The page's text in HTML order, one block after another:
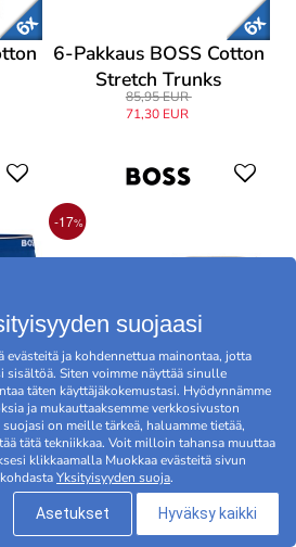
6-Pakkaus BOSS Cotton
Stretch Trunks
85,95 EUR
71,30 EUR
-17%
BIGPACK
6-Pakkaus BOSS Cotton
Stretch Trunks
85,95 EUR
71,30 EUR
suojaasi
evästeitä ja kohdennettua mainontaa, jotta
sisältöä. Siten voimme näyttää sinulle
täten käyttäjäkokemustasi. Hyödynnämme
ja mukauttaaksemme verkkosivuston
on meille tärkeä, haluamme tietää,
tätä tekniikkaa. Voit milloin tahansa muuttaa
klikkaamalla Muokkaa evästeitä sivun
Yksityisyyden suoja.
Asetukset Hyväksy kaikki